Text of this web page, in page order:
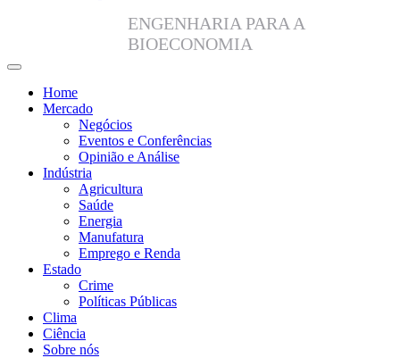
ENGENHARIA PARA A
BIOECONOMIA
Home
Mercado
Negócios
Eventos e Conferências
Opinião e Análise
Indústria
Agricultura
Saúde
Energia
Manufatura
Emprego e Renda
Estado
Crime
Políticas Públicas
Clima
Ciência
Sobre nós